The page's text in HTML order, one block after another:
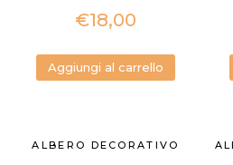
€18,00
Aggiungi al carrello
ALBERO DECORATIVO